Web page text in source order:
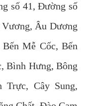
số 41, Đường số
Âu Dương
Mễ Cốc, Bến
Bình Hưng, Bông
Cây Sung,